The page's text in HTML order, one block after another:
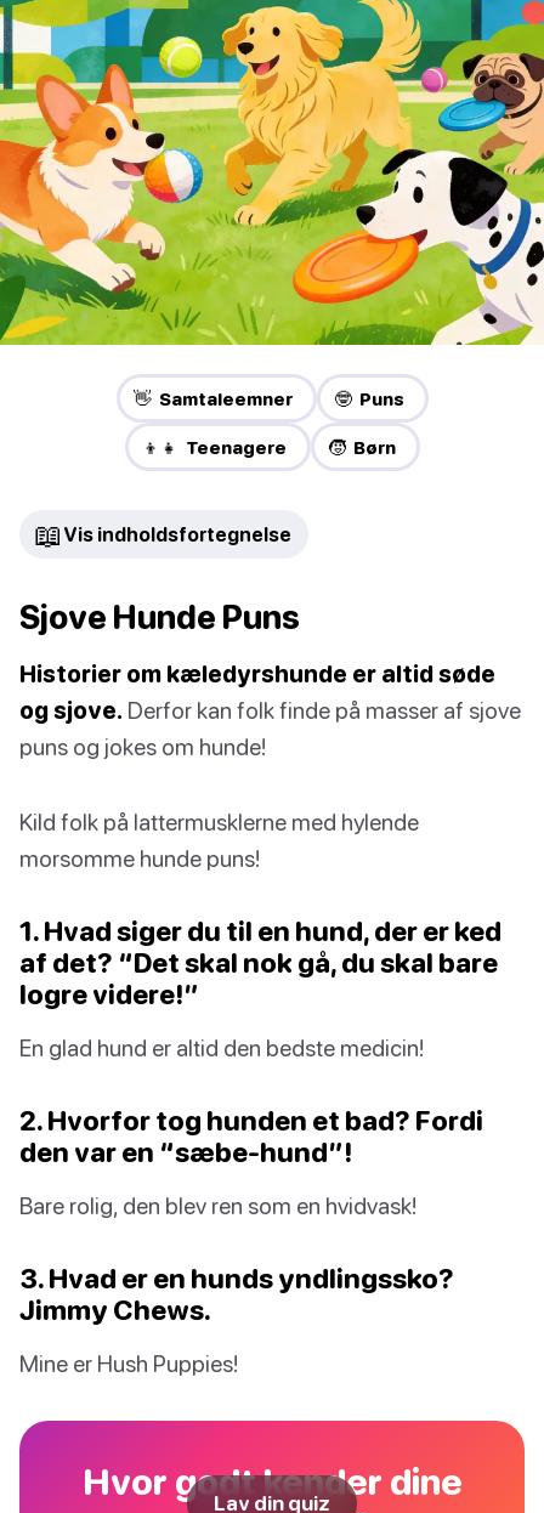
👋 Samtaleemner 🤓 Puns
👦👧 Teenagere 🧒 Børn
📖 Vis indholdsfortegnelse
Sjove Hunde Puns
Historier om kæledyrshunde er altid søde
og sjove. Derfor kan folk finde på masser af sjove
puns og jokes om hunde!
Kild folk på lattermusklerne med hylende
morsomme hunde puns!
1. Hvad siger du til en hund, der er ked
af det? “Det skal nok gå, du skal bare
logre videre!”
En glad hund er altid den bedste medicin!
2. Hvorfor tog hunden et bad? Fordi
den var en “sæbe-hund”!
Bare rolig, den blev ren som en hvidvask!
3. Hvad er en hunds yndlingssko?
Jimmy Chews.
Mine er Hush Puppies!
Hvor godt kender dine
Lav din quiz